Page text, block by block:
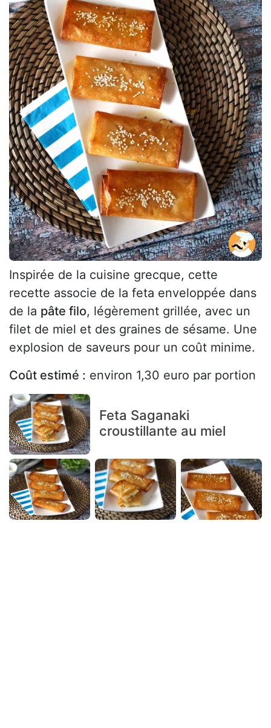
Inspirée de la cuisine grecque, cette
recette associe de la feta enveloppée dans
de la pâte filo, légèrement grillée, avec un
filet de miel et des graines de sésame. Une
explosion de saveurs pour un coût minime.
Coût estimé : environ 1,30 euro par portion
Feta Saganaki
croustillante au miel